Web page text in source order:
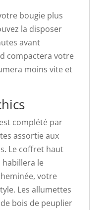
bougie plus
la disposer
avant
compactera votre
moins vite et
complété par
assortie aux
Le coffret haut
habillera le
votre
Les allumettes
bois de peuplier